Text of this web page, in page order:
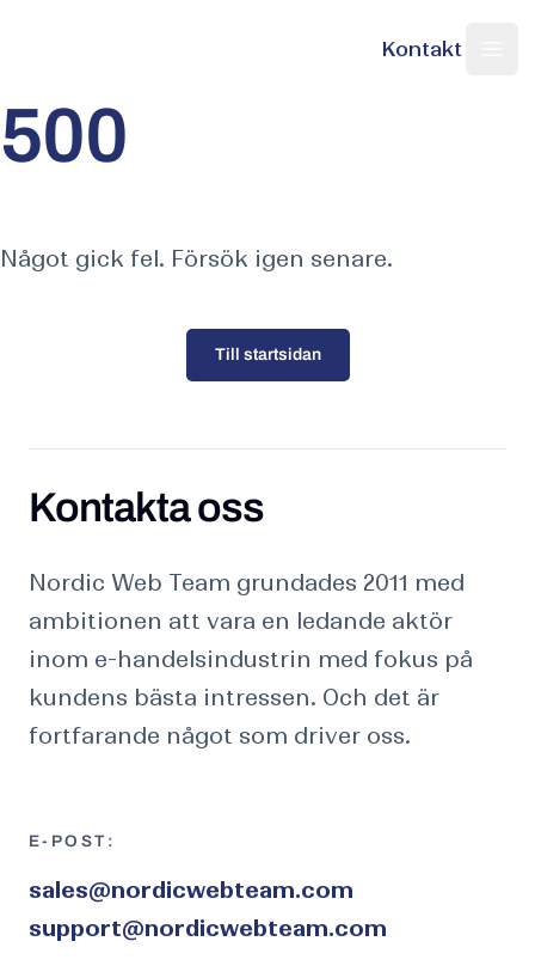
Sök på sajten
Kontakt
500
Något gick fel. Försök igen senare.
Till startsidan
Kontakta oss
Kontakta oss
Nordic Web Team grundades 2011 med
ambitionen att vara en ledande aktör
inom e-handelsindustrin med fokus på
kundens bästa intressen. Och det är
fortfarande något som driver oss.
E-POST:
sales@nordicwebteam.com
support@nordicwebteam.com